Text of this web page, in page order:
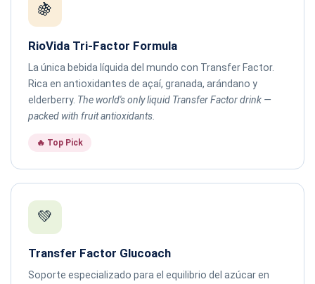
🍇
RioVida Tri-Factor Formula
La única bebida líquida del mundo con Transfer Factor.
Rica en antioxidantes de açaí, granada, arándano y
elderberry. The world's only liquid Transfer Factor drink —
packed with fruit antioxidants.
🔥 Top Pick
💚
Transfer Factor Glucoach
Soporte especializado para el equilibrio del azúcar en